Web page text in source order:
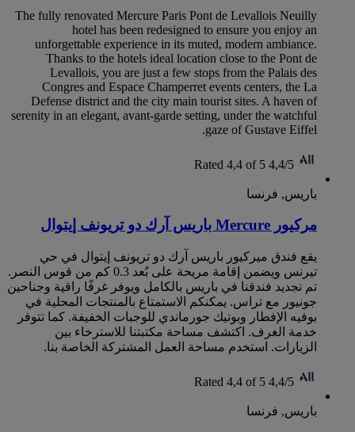
The fully renovated Mercure Paris Pont de Levallois Neuilly
hotel has been redesigned to ensure you enjoy an
unforgettable experience in its muted, modern ambiance.
Thanks to the hotels ideal location close to the Pont de
Levallois, you are just a few stops from the Palais des
Congres and Espace Champerret events centers, the La
Defense district and the city main tourist sites. A haven of
serenity in an elegant, avant-garde setting, under the watchful
gaze of Gustave Eiffel.
4,4/5
Rated 4,4 of 5
باريس, فرنسا
مركيور Mercure باريس آرك دو تريونف إيتوال
يقع فندق ميركيور باريس آرك دو تريونف إيتوال في حي
تيرنس ويضمن إقامة مريحة على بُعد 0.3 كم من قوس النصر.
تم تجديد فندقنا في باريس بالكامل ويوفر غرفًا راقية وجناحين
جونيور مع تراس. يمكنكم الاستمتاع بالمنتجات المحلية في
بوفيه الإفطار وبوتيك جورماندي للوجبات الخفيفة. كما تتوفر
خدمة الغرف. اكتشف مساحة مكتبتنا للاسترخاء بين
الزيارات. استخدم مساحة العمل المشتركة الخاصة بنا.
4,4/5
Rated 4,4 of 5
باريس, فرنسا